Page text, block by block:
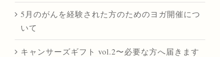
5月のがんを経験された方のためのヨガ開催につ
いて
キャンサーズギフト vol.2〜必要な方へ届きます